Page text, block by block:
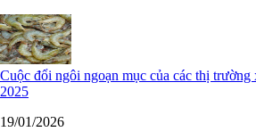
Cuộc đổi ngôi ngoạn mục của các thị trường
2025
19/01/2026